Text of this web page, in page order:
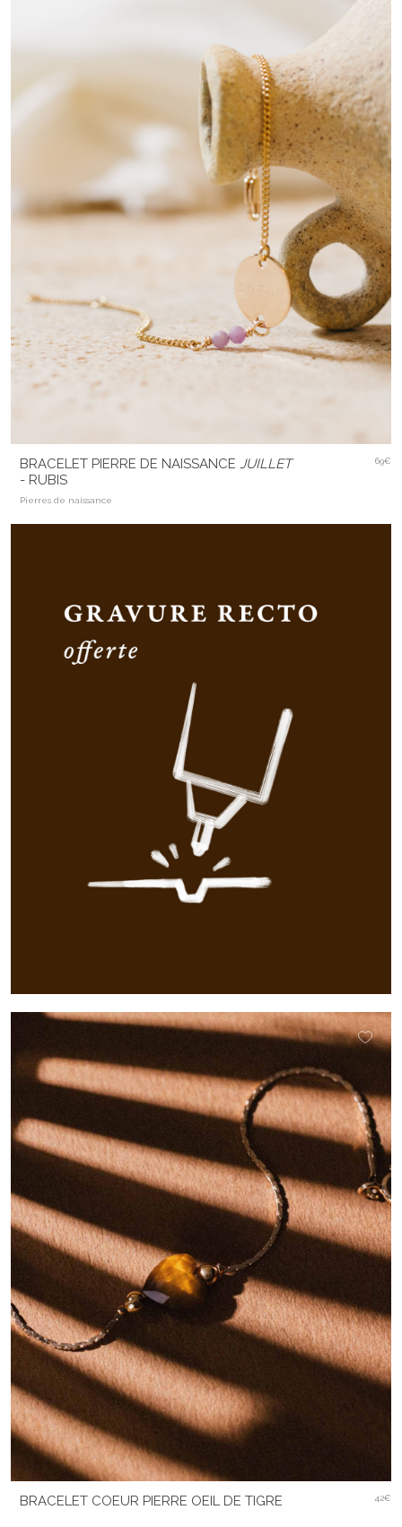
BRACELET PIERRE DE NAISSANCE JUILLET
- RUBIS
Pierres de naissance
69€
BRACELET COEUR PIERRE OEIL DE TIGRE 42€